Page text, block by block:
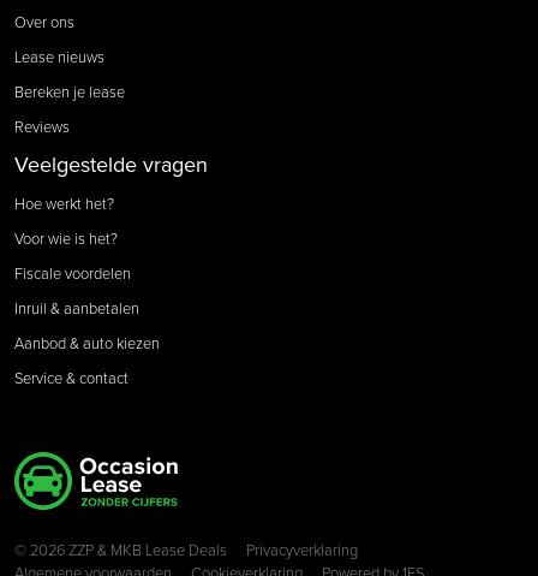
Over ons
Lease nieuws
Bereken je lease
Reviews
Veelgestelde vragen
Hoe werkt het?
Voor wie is het?
Fiscale voordelen
Inruil & aanbetalen
Aanbod & auto kiezen
Service & contact
Copyright navigation
© 2026 ZZP & MKB Lease Deals
Privacyverklaring